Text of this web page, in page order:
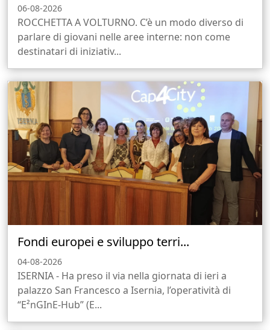
06-08-2026
ROCCHETTA A VOLTURNO. C’è un modo diverso di
parlare di giovani nelle aree interne: non come
destinatari di iniziativ...
Fondi europei e sviluppo terri...
04-08-2026
ISERNIA - Ha preso il via nella giornata di ieri a
palazzo San Francesco a Isernia, l’operatività di
“E²nGInE-Hub” (E...